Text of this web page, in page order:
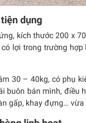
dụng
kích thước 200 x
lợi trong trường
30 – 40kg, có phụ
buôn bán mình, điều
gấp, khay đựng…